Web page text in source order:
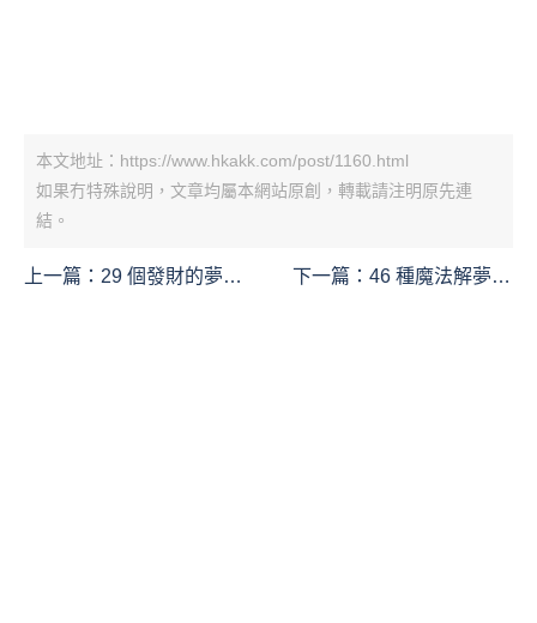
本文地址：https://www.hkakk.com/post/1160.html
如果冇特殊說明，文章均屬本網站原創，轉載請注明原先連
結。
上一篇： 29 個發財的夢解
下一篇：46 種魔法解夢！